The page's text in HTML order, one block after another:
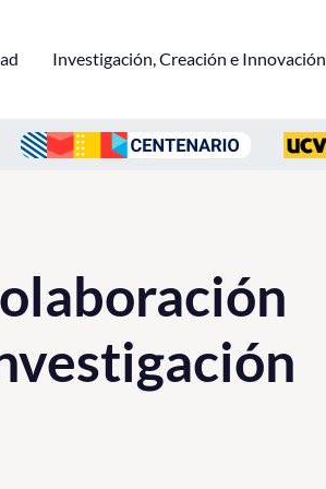
Investigación, Creación e Innovación